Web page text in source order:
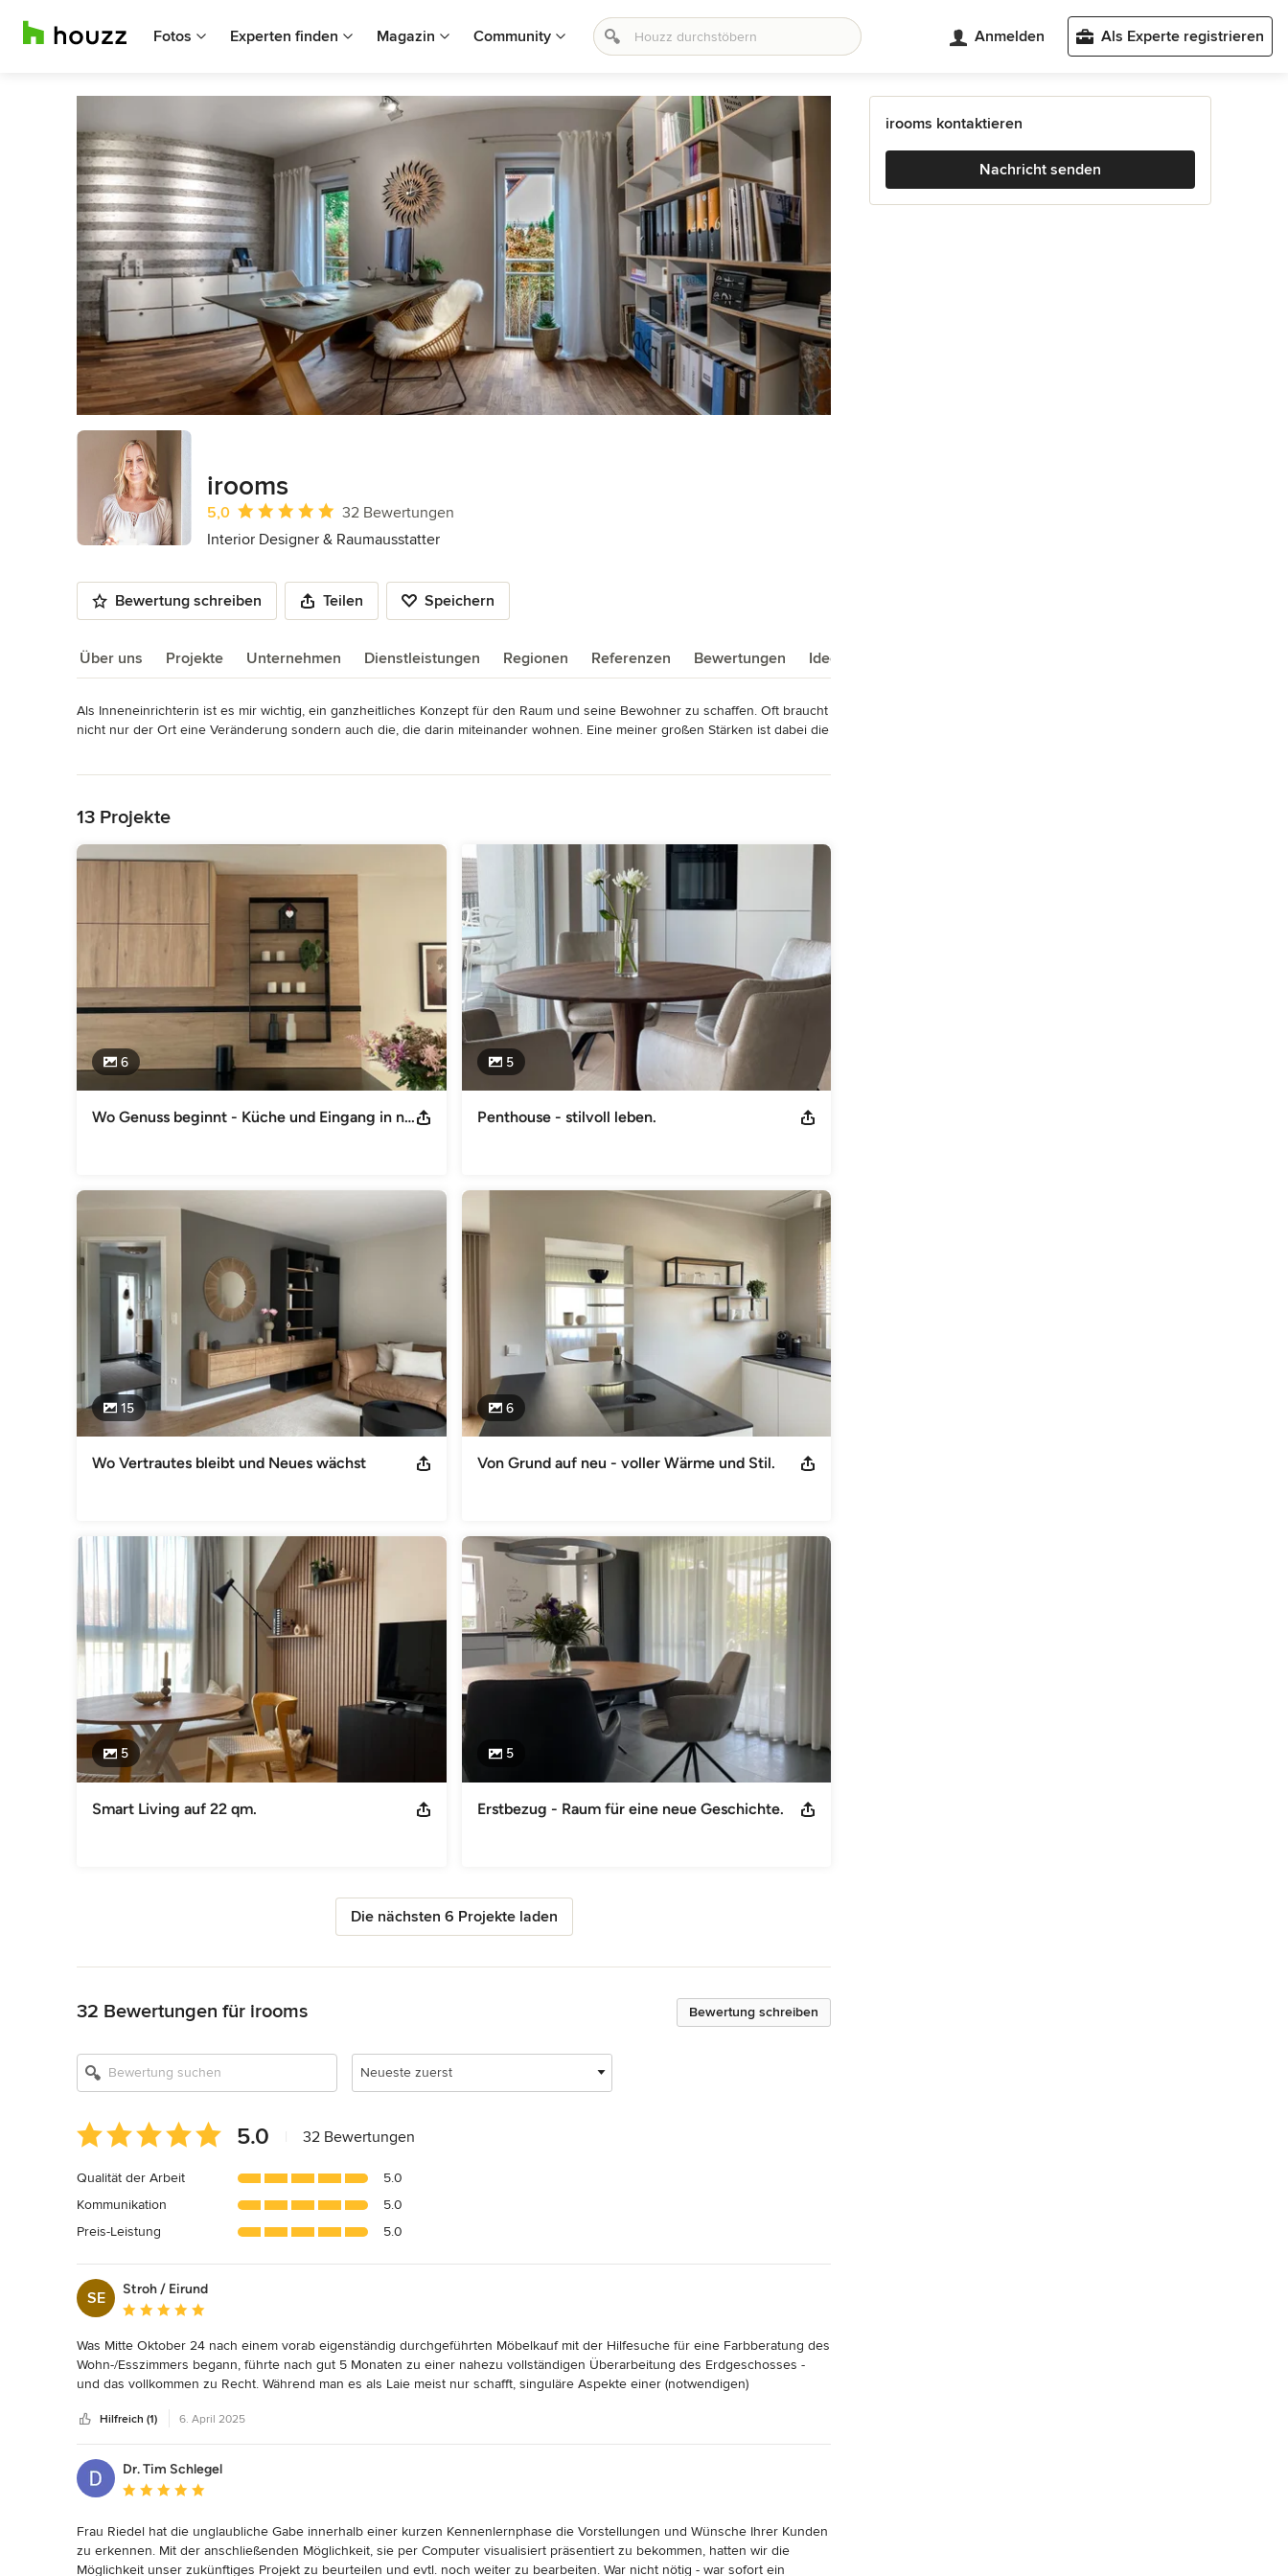
Fotos Experten finden Magazin Community Anmelden Als Experte registrieren
irooms
Durchschnittliche Bewertung: 5 von 5 Sternen
5,0
32 Bewertungen
Interior Designer & Raumausstatter
Bewertung schreiben Teilen Speichern
Über uns Projekte Unternehmen Dienstleistungen Regionen Referenzen Bewertungen Ideenbücher
Über uns
Als Inneneinrichterin ist es mir wichtig, ein ganzheitliches Konzept für den Raum und seine Bewohner zu schaffen. Oft braucht
nicht nur der Ort eine Veränderung sondern auch die, die darin miteinander wohnen. Eine meiner großen Stärken ist dabei die
oder haben vielleicht auch Angst vor Fehlentscheidungen. Diese Unsicherheiten helfe ich Ihnen zu überwinden. So beginnen
wir mit einem Erstgespräch um herauszufinden was zu tun ist, danach arbeite ich für Sie ein Wohnkonzept aus. Im Fokus
meiner Arbeit steht dabei, dass Sie in Ihrem Zuhause wirklich "ankommen" und wir gemeinsam Ihr Zuhause gestalten, in dem
Sie sich wiederfinden und entfalten können.
Ich höre zu, stelle viele Fragen und helfe Ihnen, Ihre eigenen Antworten zu finden. Dazu gehören Farb- und Designideen
ebenso wie Möbelberatung, eine Bemusterung und natürlich die Umsetzung, die Sie alleine oder mit meiner Hilfe durchführen
Bei der Ausführung unterstützt mich ein ausgesuchtes Netzwerk aus zuverlässigen Handwerkern und Fachleuten.
Impressum
Irene Riedel Schlaffhäusergasse 7A 91074 Herzogenaurach Telefon: +49 173 6039303 E-Mail: irene.riedel@irooms.co
Quellenangaben für die verwendeten Bilder und Grafiken: 12332281 - brown living room © archideaphoto
Kategorie
Interior Designer & Raumausstatter
13 Projekte
6
Wo Genuss beginnt - Küche und Eingang in neuem Glanz
5
Penthouse - stilvoll leben.
15
Wo Vertrautes bleibt und Neues wächst
6
Von Grund auf neu - voller Wärme und Stil.
5
Smart Living auf 22 qm.
5
Erstbezug - Raum für eine neue Geschichte.
Die nächsten 6 Projekte laden
Bewertung schreiben
32 Bewertungen für irooms
Neueste zuerst
Durchschnittliche
Bewertung:
von
5
Sternen
5.0 32 Bewertungen
Qualität der Arbeit
5.0
Kommunikation
5.0
Preis-Leistung
5.0
SE
Stroh / Eirund
Durchschnittliche Bewertung: 5 von 5 Sternen
Was Mitte Oktober 24 nach einem vorab eigenständig durchgeführten Möbelkauf mit der Hilfesuche für eine Farbberatung des
Wohn-/Esszimmers begann, führte nach gut 5 Monaten zu einer nahezu vollständigen Überarbeitung des Erdgeschosses -
und das vollkommen zu Recht. Während man es als Laie meist nur schafft, singuläre Aspekte einer (notwendigen)
dem Kunden eine Idee und einen Blick auf das Gesamte. Das unterscheidet den Laien vom Profi. Irene hinterfragt auf dem
Weg immer wieder die Wünsche, Bedürfnisse und Vorlieben des Kunden, um dem Kunden nicht ihren Weg zu verkaufen,
sondern ihm (s)einen möglichen Weg aufzuzeigen, der seinen Zielen entspricht. An jeder Stelle des Projektes hat der Kunde
die freie Wahl sich zu entscheiden, ob er Irenes Idee und Vorschlag folgt oder nicht, oder ob er den nächsten Schritt in etwas
modifizierter Form gehen möchte. Damit behält der Kunde das Heft des Handelns in der Hand. Dies führt zu einem raschen
wichtig ist.
Des Weiteren soll nicht unerwähnt bleiben, dass Irene ihr Netzwerk an Handwerkern und Händlern ohne Erwartungshaltung
Hilfreich (1) 6. April 2025
Dr. Tim Schlegel
Durchschnittliche Bewertung: 5 von 5 Sternen
Frau Riedel hat die unglaubliche Gabe innerhalb einer kurzen Kennenlernphase die Vorstellungen und Wünsche Ihrer Kunden
zu erkennen. Mit der anschließenden Möglichkeit, sie per Computer visualisiert präsentiert zu bekommen, hatten wir die
Möglichkeit unser zukünftiges Projekt zu beurteilen und evtl. noch weiter zu bearbeiten. War nicht nötig - war sofort ein
irooms kontaktieren
Nachricht senden